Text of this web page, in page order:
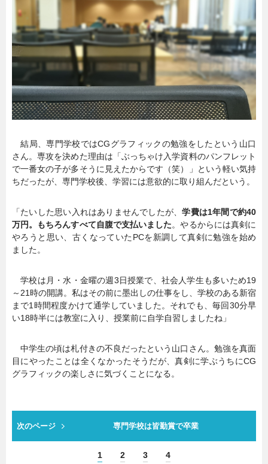
結局、専門学校ではCGグラフィックの勉強をしたという山口
さん。専攻を決めた理由は「ぶっちゃけ入学資料のパンフレット
で一番女の子が多そうに見えたからです（笑）」という軽い気持
ちだったが、専門学校後、学習には意欲的に取り組んだという。
「たいした思い入れはありませんでしたが、学費は1年間で約40
万円。もちろんすべて自腹で支払いました。やるからには真剣に
やろうと思い、古くなっていたPCを新調して真剣に勉強を始め
ました。
学校は月・水・金曜の週3日授業で、社会人学生も多いため19
～21時の開講。私はその前に墨出しの仕事をし、学校のある新宿
まで1時間程度かけて通学していました。それでも、毎回30分早
い18時半には教室に入り、授業前に自学自習しましたね」
中学生の頃は札付きの不良だったという山口さん。勉強を真面
目にやったことは全くなかったそうだが、真剣に学ぶうちにCG
グラフィックの楽しさに気づくことになる。
次のページ 専門学校は皆勤賞で卒業
1 2 3 4